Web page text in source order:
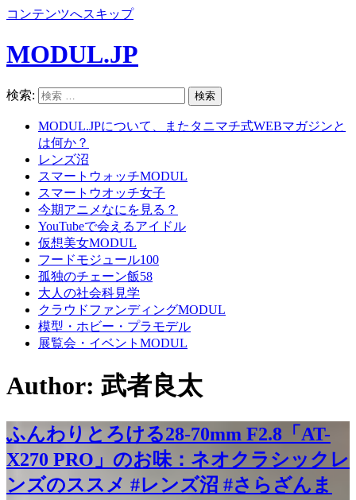
コンテンツへスキップ
MODUL.JP
検索:
MODUL.JPについて、またタニマチ式WEBマガジンと
は何か？
レンズ沼
スマートウォッチMODUL
スマートウオッチ女子
今期アニメなにを見る？
YouTubeで会えるアイドル
仮想美女MODUL
フードモジュール100
孤独のチェーン飯58
大人の社会科見学
クラウドファンディングMODUL
模型・ホビー・プラモデル
展覧会・イベントMODUL
Author: 武者良太
ふんわりとろける28-70mm F2.8「AT-
X270 PRO」のお味：ネオクラシックレ
ンズのススメ #レンズ沼 #さらざんま